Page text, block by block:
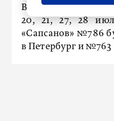
В РЖД отметили,
20, 21, 27, 28
«Сапсанов» №786
в Петербург и №763